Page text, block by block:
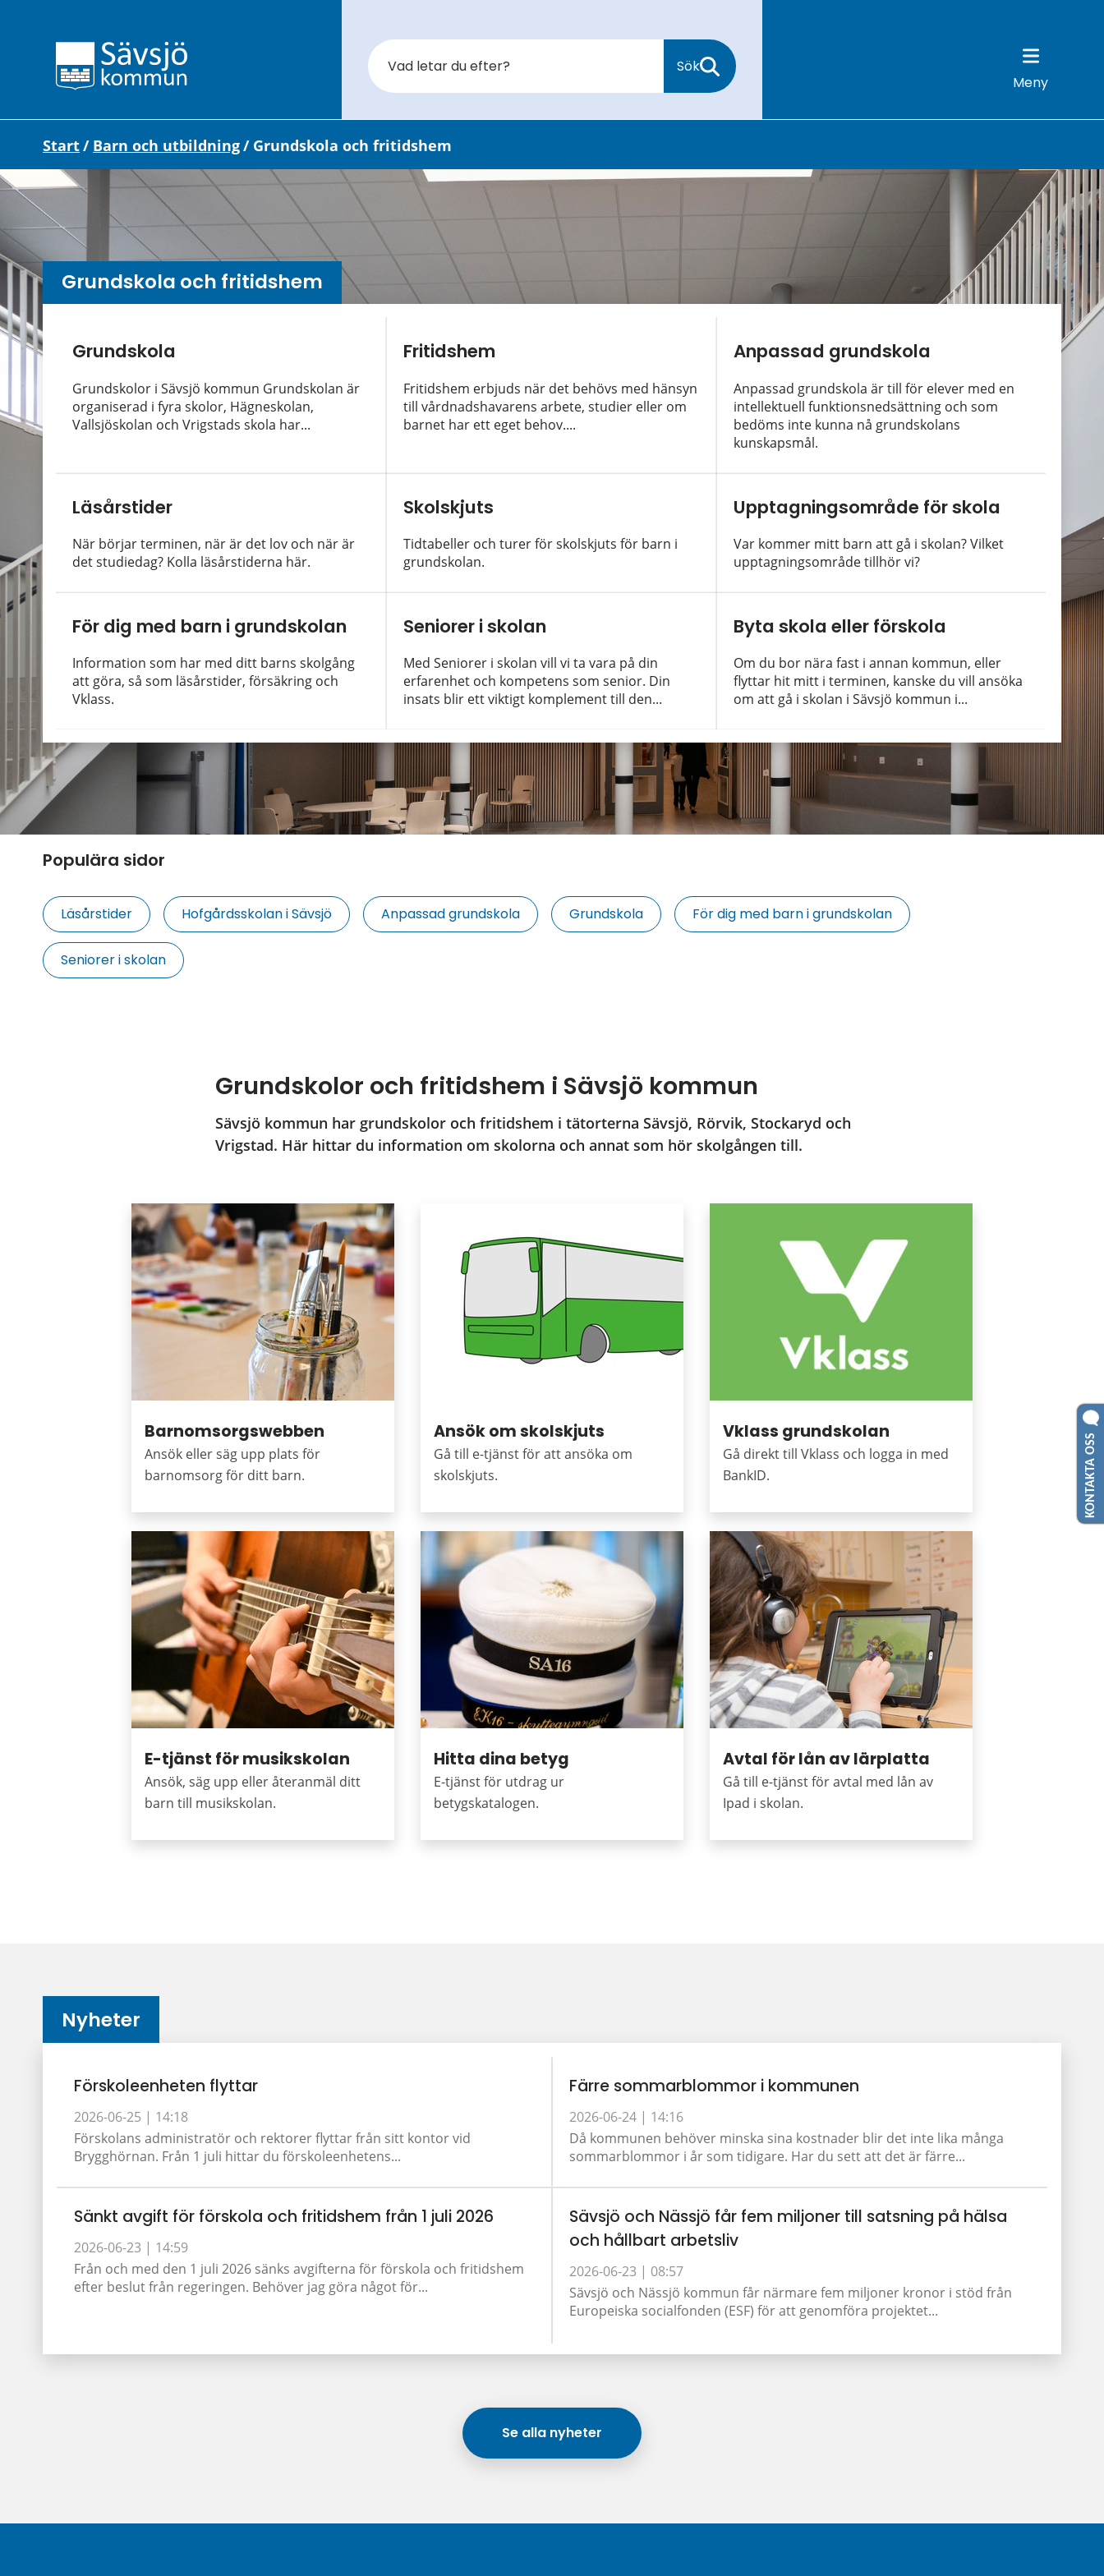
Sök
Meny
Start/ Barn och utbildning/ Grundskola och fritidshem
Grundskola och fritidshem
Grundskola
Grundskolor i Sävsjö kommun Grundskolan är
organiserad i fyra skolor, Hägneskolan,
Vallsjöskolan och Vrigstads skola har...
Fritidshem
Fritidshem erbjuds när det behövs med hänsyn
till vårdnadshavarens arbete, studier eller om
barnet har ett eget behov....
Anpassad grundskola
Anpassad grundskola är till för elever med en
intellektuell funktionsnedsättning och som
bedöms inte kunna nå grundskolans
kunskapsmål.
Läsårstider
När börjar terminen, när är det lov och när är
det studiedag? Kolla läsårstiderna här.
Skolskjuts
Tidtabeller och turer för skolskjuts för barn i
grundskolan.
Upptagningsområde för skola
Var kommer mitt barn att gå i skolan? Vilket
upptagningsområde tillhör vi?
För dig med barn i grundskolan
Information som har med ditt barns skolgång
att göra, så som läsårstider, försäkring och
Vklass.
Seniorer i skolan
Med Seniorer i skolan vill vi ta vara på din
erfarenhet och kompetens som senior. Din
insats blir ett viktigt komplement till den...
Byta skola eller förskola
Om du bor nära fast i annan kommun, eller
flyttar hit mitt i terminen, kanske du vill ansöka
om att gå i skolan i Sävsjö kommun i...
Populära sidor
Läsårstider Hofgårdsskolan i Sävsjö Anpassad grundskola Grundskola För dig med barn i grundskolan
Seniorer i skolan
Grundskolor och fritidshem i Sävsjö kommun
Sävsjö kommun har grundskolor och fritidshem i tätorterna Sävsjö, Rörvik, Stockaryd och
Vrigstad. Här hittar du information om skolorna och annat som hör skolgången till.
Barnomsorgswebben
Ansök eller säg upp plats för
barnomsorg för ditt barn.
Ansök om skolskjuts
Gå till e-tjänst för att ansöka om
skolskjuts.
Vklass grundskolan
Gå direkt till Vklass och logga in med
BankID.
E-tjänst för musikskolan
Ansök, säg upp eller återanmäl ditt
barn till musikskolan.
Hitta dina betyg
E-tjänst för utdrag ur
betygskatalogen.
Avtal för lån av lärplatta
Gå till e-tjänst för avtal med lån av
Ipad i skolan.
Nyheter
Förskoleenheten flyttar
2026-06-25 | 14:18
Förskolans administratör och rektorer flyttar från sitt kontor vid
Brygghörnan. Från 1 juli hittar du förskoleenhetens...
Färre sommarblommor i kommunen
2026-06-24 | 14:16
Då kommunen behöver minska sina kostnader blir det inte lika många
sommarblommor i år som tidigare. Har du sett att det är färre...
Sänkt avgift för förskola och fritidshem från 1 juli 2026
2026-06-23 | 14:59
Från och med den 1 juli 2026 sänks avgifterna för förskola och fritidshem
efter beslut från regeringen. Behöver jag göra något för...
Sävsjö och Nässjö får fem miljoner till satsning på hälsa
och hållbart arbetsliv
2026-06-23 | 08:57
Sävsjö och Nässjö kommun får närmare fem miljoner kronor i stöd från
Europeiska socialfonden (ESF) för att genomföra projektet...
Se alla nyheter
KONTAKTA OSS